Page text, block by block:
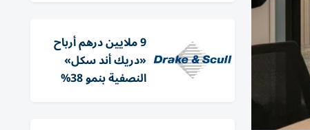
9 ملايين درهم أرباح
«دريك أند سكل»
النصفية بنمو 38%